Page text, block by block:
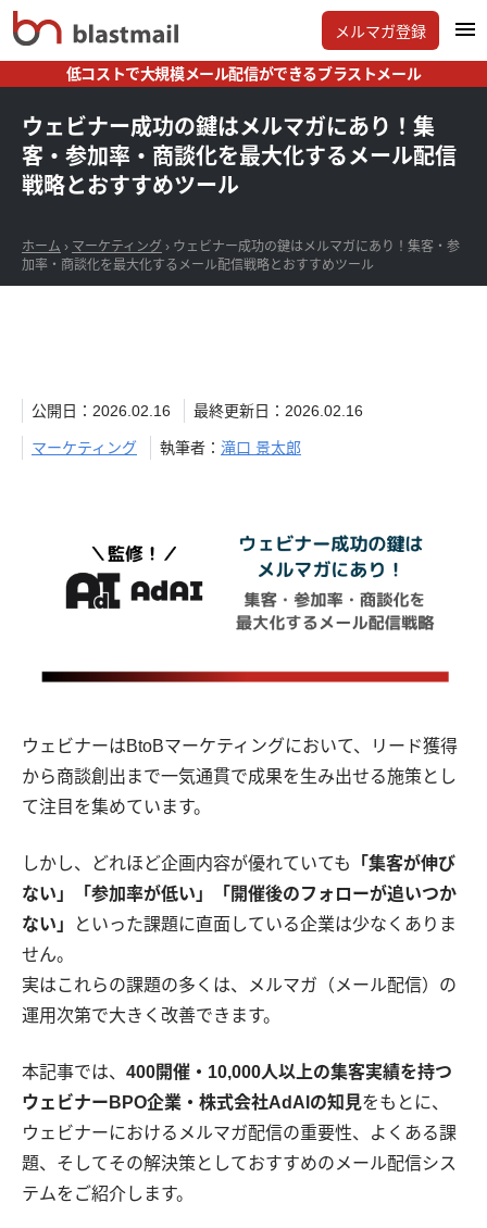
メルマガ登録
低コストで大規模メール配信ができるブラストメール
ウェビナー成功の鍵はメルマガにあり！集
客・参加率・商談化を最大化するメール配信
戦略とおすすめツール
ホーム › マーケティング › ウェビナー成功の鍵はメルマガにあり！集客・参
加率・商談化を最大化するメール配信戦略とおすすめツール
公開日：2026.02.16 最終更新日：2026.02.16
マーケティング 執筆者： 滝口 景太郎
ウェビナーはBtoBマーケティングにおいて、リード獲得
から商談創出まで一気通貫で成果を生み出せる施策とし
て注目を集めています。
しかし、どれほど企画内容が優れていても
「集客が伸び
ない」「参加率が低い」「開催後のフォローが追いつか
ない」
といった課題に直面している企業は少なくありま
せん。
実はこれらの課題の多くは、メルマガ（メール配信）の
運用次第で大きく改善できます。
本記事では、 400開催・10,000人以上の集客実績を持つ
ウェビナーBPO企業・株式会社AdAIの知見をもとに、
ウェビナーにおけるメルマガ配信の重要性、よくある課
題、そしてその解決策としておすすめのメール配信シス
テムをご紹介します。